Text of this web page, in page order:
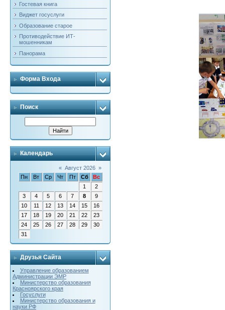
Гостевая книга
Виджет госуслуги
Образование старое
Противодействие ИТ-
мошенникам
Панорама
Форма Входа
Поиск
Календарь
« Август 2026 »
Пн
Вт Ср Чт Пт Сб
Вс
1
2
3
4 5 6 7 8
9
10
11 12 13 14 15
16
17
18 19 20 21 22
23
24
25 26 27 28 29
30
31
Друзья Сайта
Управление образованием
Администрации ЭМР
Министерство образования
Красноярского края
Госуслуги
Министерство образования и
науки РФ